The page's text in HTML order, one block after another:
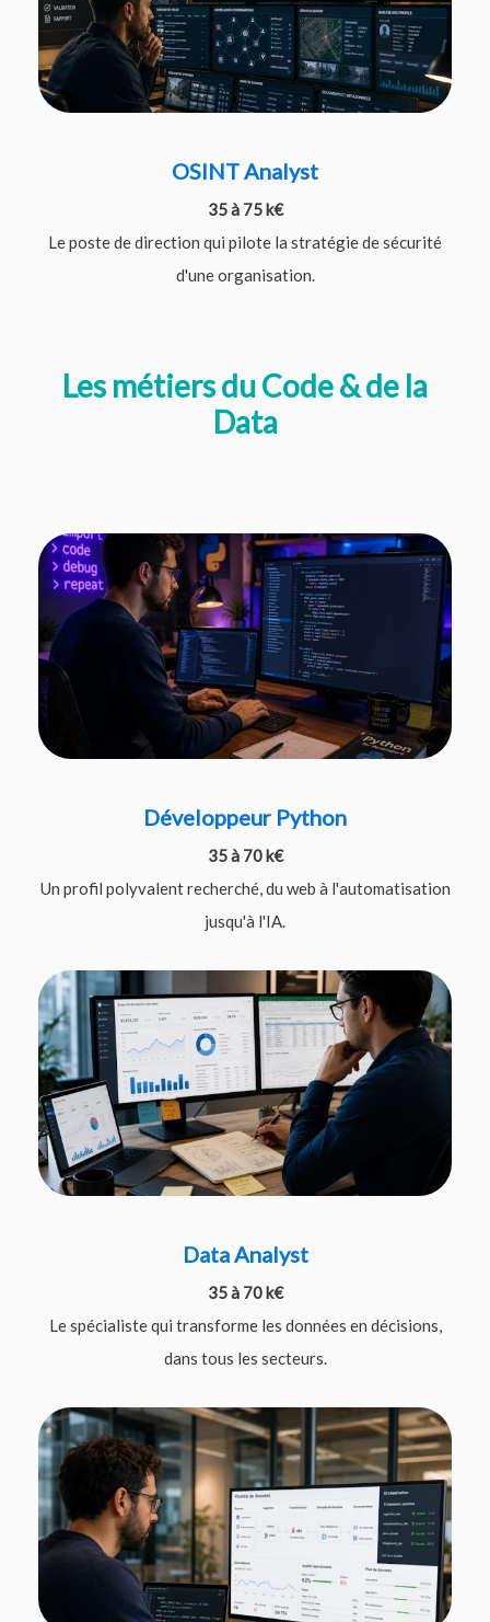
OSINT Analyst
35 à 75 k€
Le poste de direction qui pilote la stratégie de sécurité
d'une organisation.
Les métiers du Code & de la
Data
Développeur Python
35 à 70 k€
Un profil polyvalent recherché, du web à l'automatisation
jusqu'à l'IA.
Data Analyst
35 à 70 k€
Le spécialiste qui transforme les données en décisions,
dans tous les secteurs.